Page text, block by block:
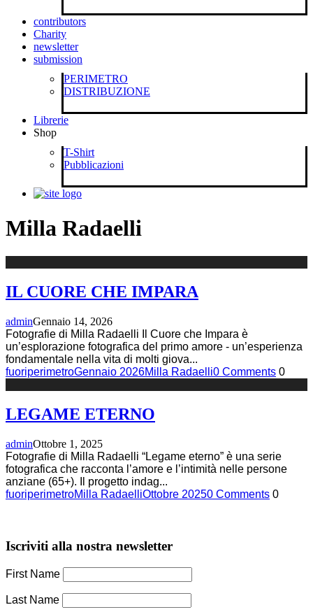
contributors
Charity
newsletter
submission
PERIMETRO
DISTRIBUZIONE
Librerie
Shop
T-Shirt
Pubblicazioni
Milla Radaelli
IL CUORE CHE IMPARA
adminGennaio 14, 2026
Fotografie di Milla Radaelli Il Cuore che Impara è
un’esplorazione fotografica del primo amore - un’esperienza
fondamentale nella vita di molti giova...
fuoriperimetroGennaio 2026Milla Radaelli0 Comments 0
LEGAME ETERNO
adminOttobre 1, 2025
Fotografie di Milla Radaelli “Legame eterno” è una serie
fotografica che racconta l’amore e l’intimità nelle persone
anziane (65+). Il progetto indag...
fuoriperimetroMilla RadaelliOttobre 20250 Comments 0
Iscriviti alla nostra newsletter
First Name
Last Name